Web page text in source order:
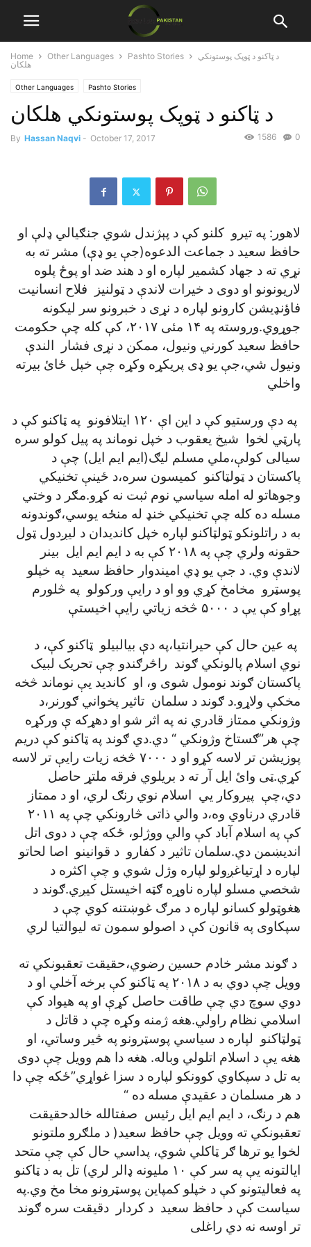
Home Other Languages Pashto Stories
د ټاکنو د ټوپک پوستونکي
هلکان
Other Languages Pashto Stories
د ټاکنو د ټوپک پوستونکي هلکان
By Hassan Naqvi - October 17, 2017 0
1586
لاهور: په تيرو کلنو کې د پېژندل شوي جنګيالي ډلې او
حافظ سعيد د جماعت الدعوه(جې يو ډې) مشر ته به
نړي ته د جهاد کشمير لپاره او د هند ضد او پوځ پلوه
لاريونونو او دوی د خيرات لاندې د ټولنيز فلاح انسانيت
فاؤنډيشن کارونو لپاره د نړی د خبرونو سر ليکونه
جوړوي.وروسته په ۱۴ مئی ۲۰۱۷، کې کله چې حکومت
حافظ سعيد کورني ونيول، ممکن د نړی فشار الندې
ونيول شي،جې يو ډی پريکړه وکړه چې خپل ځائ بيرته
واخلي
په دې ورستيو کې د اين اې ۱۲۰ ايتلافونو په ټاکنو کې د
پارټي لخوا شيخ يعقوب د خپل نوماند په پيل کولو سره
سيالی کولې،ملي مسلم ليګ(ايم ايم ايل) چې د
پاکستان د ټولټاکنو کميسون سره،د ځينې تخنيکي
وجوهاتو له امله سياسي نوم ثبت نه کړو.مګر د وختي
مسله ده کله چې تخنيکي خنډ له منځه يوسي،ګوندونه
به د راتلونکو ټولټاکنو لپاره خپل کانديدان د ليږدول ټول
حقونه ولري چې په ۲۰۱۸ کې به د ايم ايم ايل بينر
لاندې وي. د جې يو ډي اميندوار حافظ سعيد په خپلو
پوسټرو مخامخ کړي وو او د رايې ورکولو په څلورم
پړاو کې يې د ۵۰۰۰ څخه زياتي رايې اخيستې
په عين حال کې حيرانتيا،په دې بيالبيلو ټاکنو کې، د
نوي اسلام پالونکي ګوند راڅرګندو چې تحريک لبيک
پاکستان ګوند نومول شوی و، او کانديد يې نوماند څخه
مخکې ولاړو.د ګوند د سلمان تاثير پخواني ګورنر،د
وژونکي ممتاز قادري نه په اثر شو او دهړکه ې ورکړه
چې هر”ګستاخ وژونکي “ دي.دي ګوند په ټاکنو کې دريم
پوزيشن تر لاسه کړو او د ۷۰۰۰ څخه زيات رايې تر لاسه
کړي.ټی وائ ايل آر ته د بريلوي فرقه ملتړ حاصل
دي،چې پيروکار يي اسلام نوي رنګ لري، او د ممتاز
قادري درناوي وه،د والي ذاتی څارونکي چې په ۲۰۱۱
کې په اسلام آباد کې والي ووژلو، ځکه چې د دوی اتل
انديښمن دي.سلمان تاثير د کفارو د قوانينو اصا لحاتو
لپاره د اړتياغږولو لپاره وژل شوي و چې اکثره د
شخصي مسلو لپاره ناوړه ګټه اخيستل کيږي.ګوند د
هغوټولو کسانو لپاره د مرګ غوښتنه کوي چې د
سپکاوی په قانون کې د اصولو سمون ته ليوالتيا لري
د ګوند مشر خادم حسين رضوي،حقيقت تعقبونکي ته
وويل چې دوي به د ۲۰۱۸ په ټاکنو کې برخه آخلي او د
دوي سوچ دي چې طاقت حاصل کړې او په هيواد کې
اسلامي نظام راولي.هغه ژمنه وکړه چې د قاتل د
ټولټاکنو لپاره د سياسي پوسټرونو په څير وساتي، او
هغه يې د اسلام اتلولي وباله. هغه دا هم وويل چې دوی
به تل د سپکاوي کوونکو لپاره د سزا غواړي”ځکه چې دا
د هر مسلمان د عقيدې مسله ده “
هم د رنګ، د ايم ايم ايل رئيس صفتالله خالدحقيقت
تعقبونکي ته وويل چې حافظ سعيد( د ملګرو ملتونو
لخوا يو ترها ګر ټاکلي شوي، پداسي حال کې چې متحد
ايالتونه يې په سر کې ۱۰ مليونه ډالر لري) تل به د ټاکنو
په فعاليتونو کې د خپلو کمپاين پوسټرونو مخا مخ وي.په
سياست کې د حافظ سعيد د کردار دقيقت سره ګوند
تر اوسه نه دي راغلی